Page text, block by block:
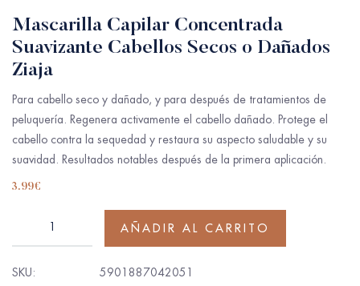
Mascarilla Capilar Concentrada
Suavizante Cabellos Secos o Dañados
Ziaja
Para cabello seco y dañado, y para después de tratamientos de
peluquería. Regenera activamente el cabello dañado. Protege el
cabello contra la sequedad y restaura su aspecto saludable y su
suavidad. Resultados notables después de la primera aplicación.
3.99€
AÑADIR AL CARRITO
SKU:
5901887042051